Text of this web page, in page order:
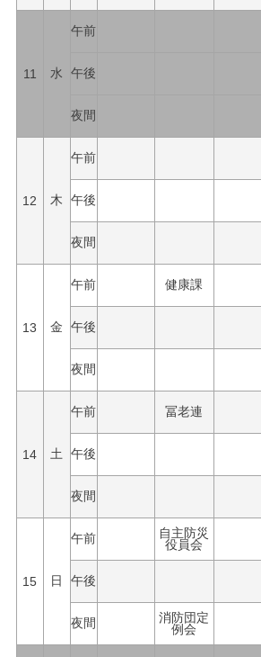
11 水
午前
午後
夜間
12 木
午前
午後
夜間
13 金
午前 健康課
午後
夜間
14 土
午前 冨老連
午後
夜間
15 日
午前
自主防災
役員会
午後
夜間
消防団定
例会